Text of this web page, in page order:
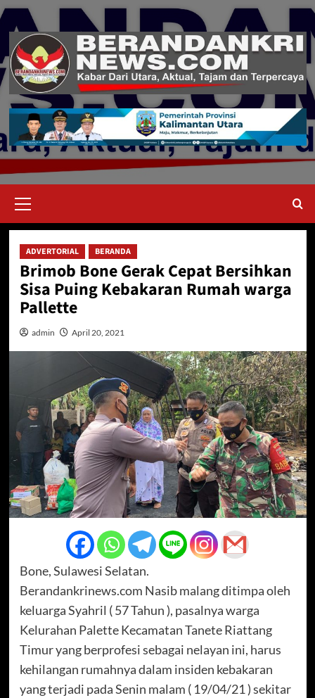
Skip
content
Menu
ADVERTORIAL BERANDA
Brimob Bone Gerak Cepat Bersihkan
Sisa Puing Kebakaran Rumah warga
Pallette
admin April 20, 2021
Bone, Sulawesi Selatan.
Berandankrinews.com Nasib malang ditimpa oleh
keluarga Syahril ( 57 Tahun ), pasalnya warga
Kelurahan Palette Kecamatan Tanete Riattang
Timur yang berprofesi sebagai nelayan ini, harus
kehilangan rumahnya dalam insiden kebakaran
yang terjadi pada Senin malam ( 19/04/21 ) sekitar